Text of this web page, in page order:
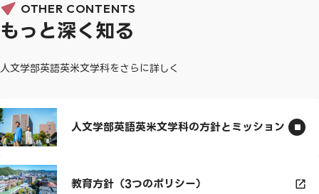
OTHER CONTENTS
もっと深く知る
人文学部英語英米文学科をさらに詳しく
人文学部英語英米文学科の方針とミッション
教育方針（3つのポリシー）